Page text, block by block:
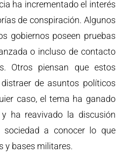
ha incrementado el interés
de conspiración. Algunos
gobiernos poseen pruebas
o incluso de contacto
Otros piensan que estos
de asuntos políticos
caso, el tema ha ganado
ha reavivado la discusión
a conocer lo que
y bases militares.